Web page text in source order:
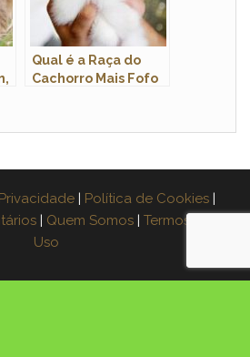
Qual é a Raça do
Cachorro Mais Fofo
| Política de Cookies |
| Quem Somos | Termos de
Uso